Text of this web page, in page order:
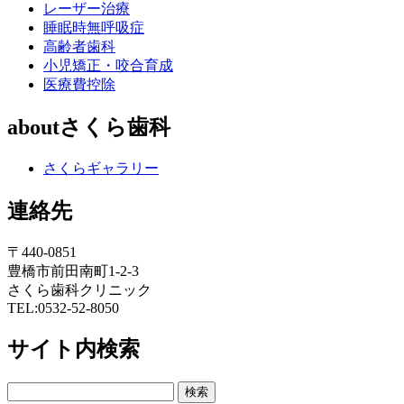
レーザー治療
睡眠時無呼吸症
高齢者歯科
小児矯正・咬合育成
医療費控除
aboutさくら歯科
さくらギャラリー
連絡先
〒440-0851
豊橋市前田南町1-2-3
さくら歯科クリニック
TEL:0532-52-8050
サイト内検索